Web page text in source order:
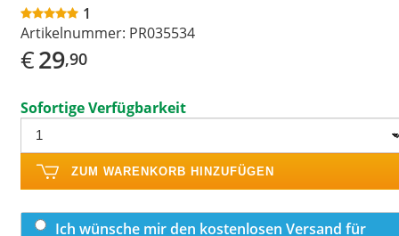
1
Artikelnummer: PR035534
€29,90
Sofortige Verfügbarkeit
ZUM WARENKORB HINZUFÜGEN
Ich wünsche mir den kostenlosen Versand für